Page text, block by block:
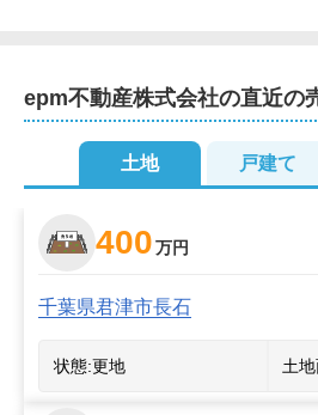
2
epm不動産株式会社の直近の
土地 戸建て
400万円
千葉県君津市長石
状態:更地 土